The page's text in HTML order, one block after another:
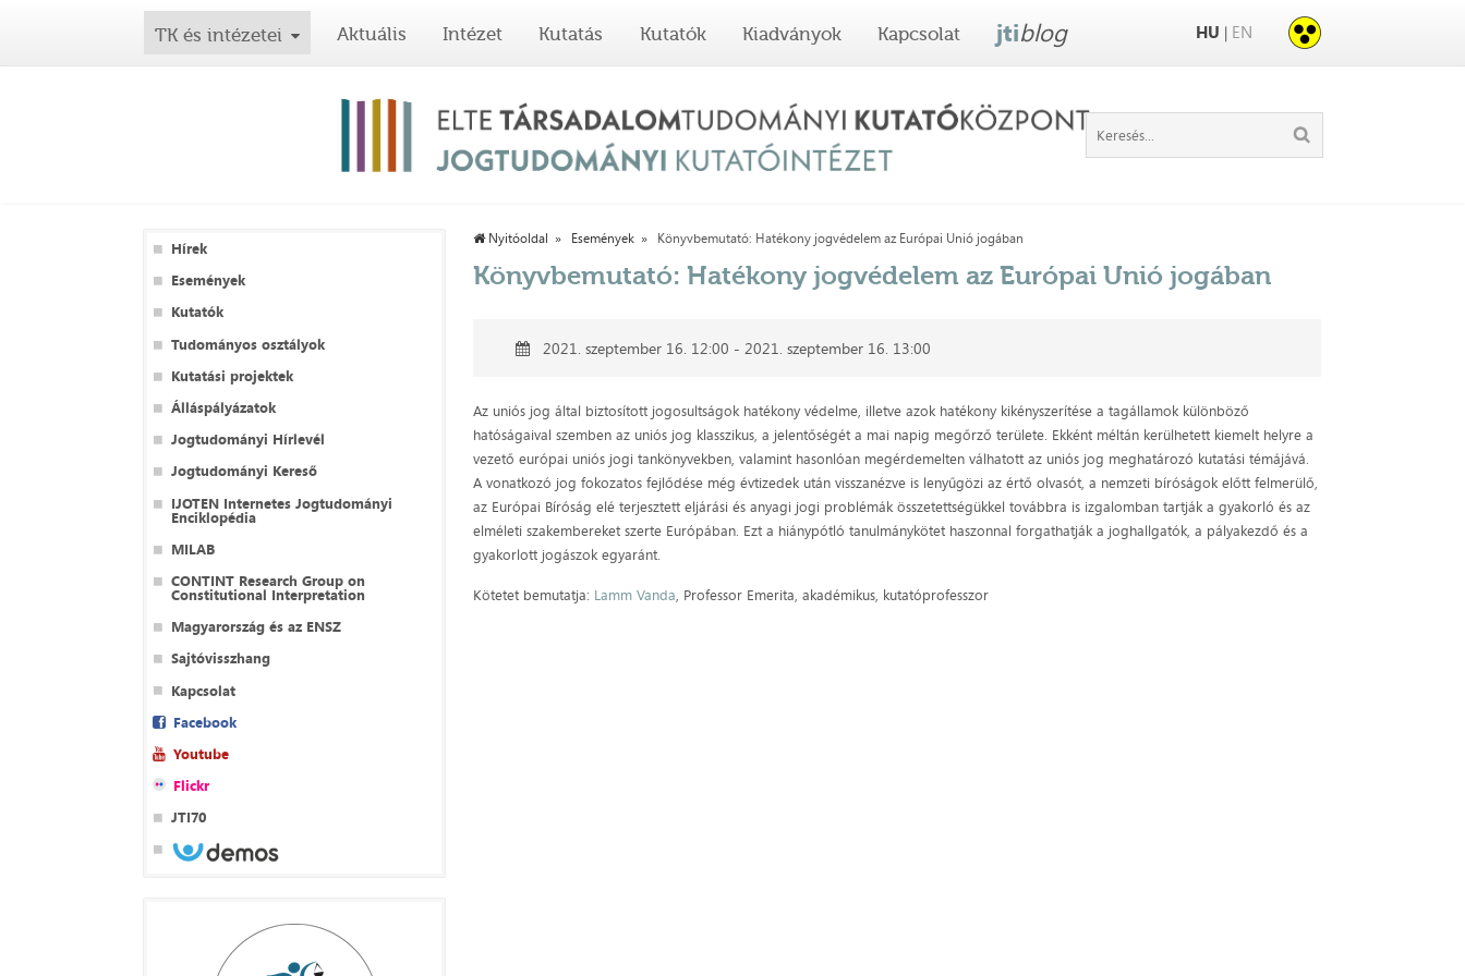
TK és intézetei Aktuális Intézet Kutatás Kutatók Kiadványok Kapcsolat jtiblog HU | EN
Hírek
Események
Kutatók
Tudományos osztályok
Kutatási projektek
Álláspályázatok
Jogtudományi Hírlevél
Jogtudományi Kereső
IJOTEN Internetes Jogtudományi
Enciklopédia
MILAB
CONTINT Research Group on
Constitutional Interpretation
Magyarország és az ENSZ
Sajtóvisszhang
Kapcsolat
Facebook
Youtube
Flickr
JTI70
Nyitóoldal Események Könyvbemutató: Hatékony jogvédelem az Európai Unió jogában
Könyvbemutató: Hatékony jogvédelem az Európai Unió jogában
2021. szeptember 16. 12:00 - 2021. szeptember 16. 13:00
Az uniós jog által biztosított jogosultságok hatékony védelme, illetve azok hatékony kikényszerítése a tagállamok különböző
hatóságaival szemben az uniós jog klasszikus, a jelentőségét a mai napig megőrző területe. Ekként méltán kerülhetett kiemelt helyre a
vezető európai uniós jogi tankönyvekben, valamint hasonlóan megérdemelten válhatott az uniós jog meghatározó kutatási témájává.
A vonatkozó jog fokozatos fejlődése még évtizedek után visszanézve is lenyűgözi az értő olvasót, a nemzeti bíróságok előtt felmerülő,
az Európai Bíróság elé terjesztett eljárási és anyagi jogi problémák összetettségükkel továbbra is izgalomban tartják a gyakorló és az
elméleti szakembereket szerte Európában. Ezt a hiánypótló tanulmánykötet haszonnal forgathatják a joghallgatók, a pályakezdő és a
gyakorlott jogászok egyaránt.
Kötetet bemutatja: Lamm Vanda, Professor Emerita, akadémikus, kutatóprofesszor